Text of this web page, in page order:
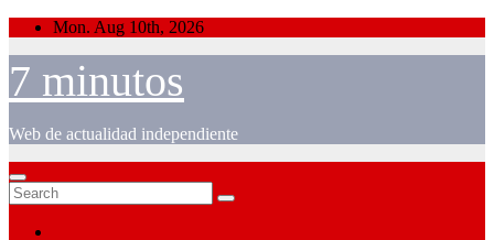
Skip
content
Mon. Aug 10th, 2026
7 minutos
Web de actualidad independiente